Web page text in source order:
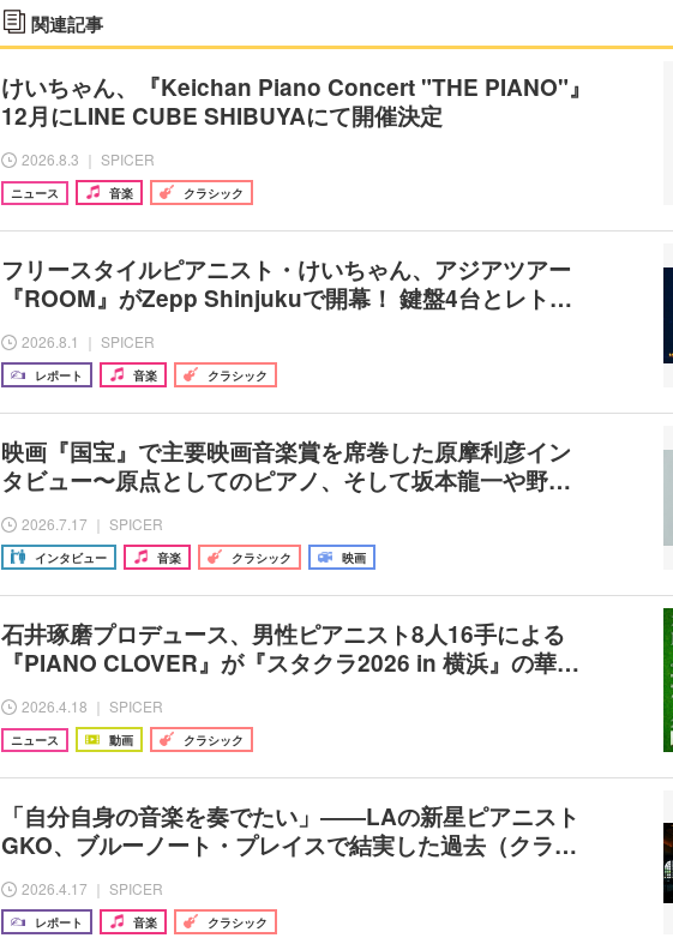
関連記事
けいちゃん、『Keichan Piano Concert "THE PIANO"』
12月にLINE CUBE SHIBUYAにて開催決定
2026.8.3 ｜ SPICER
ニュース 音楽 クラシック
フリースタイルピアニスト・けいちゃん、アジアツアー
『ROOM』がZepp Shinjukuで開幕！ 鍵盤4台とレト…
2026.8.1 ｜ SPICER
レポート 音楽 クラシック
映画『国宝』で主要映画音楽賞を席巻した原摩利彦イン
タビュー〜原点としてのピアノ、そして坂本龍一や野…
2026.7.17 ｜ SPICER
インタビュー 音楽 クラシック 映画
石井琢磨プロデュース、男性ピアニスト8人16手による
『PIANO CLOVER』が『スタクラ2026 in 横浜』の華…
2026.4.18 ｜ SPICER
ニュース 動画 クラシック
「自分自身の音楽を奏でたい」――LAの新星ピアニスト
GKO、ブルーノート・プレイスで結実した過去（クラ…
2026.4.17 ｜ SPICER
レポート 音楽 クラシック